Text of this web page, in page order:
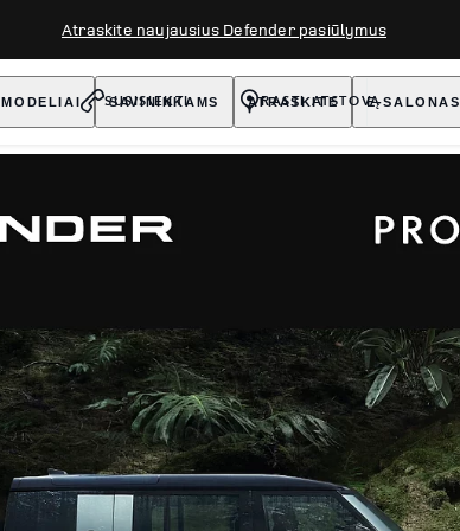
Atraskite naujausius Defender pasiūlymus
MODELIAI SAVININKAMS ATRASKITE E-SALONAS
SUSISIEKTI RASTI ATSTOVĄ